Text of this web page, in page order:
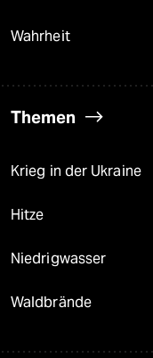
Wahrheit
Themen
Krieg in der Ukraine
Hitze
Niedrigwasser
Waldbrände